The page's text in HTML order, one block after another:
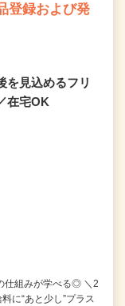
登録および発
を見込めるフリ
在宅OK
仕組みが学べる◎ ＼2
に“あと少し”プラス